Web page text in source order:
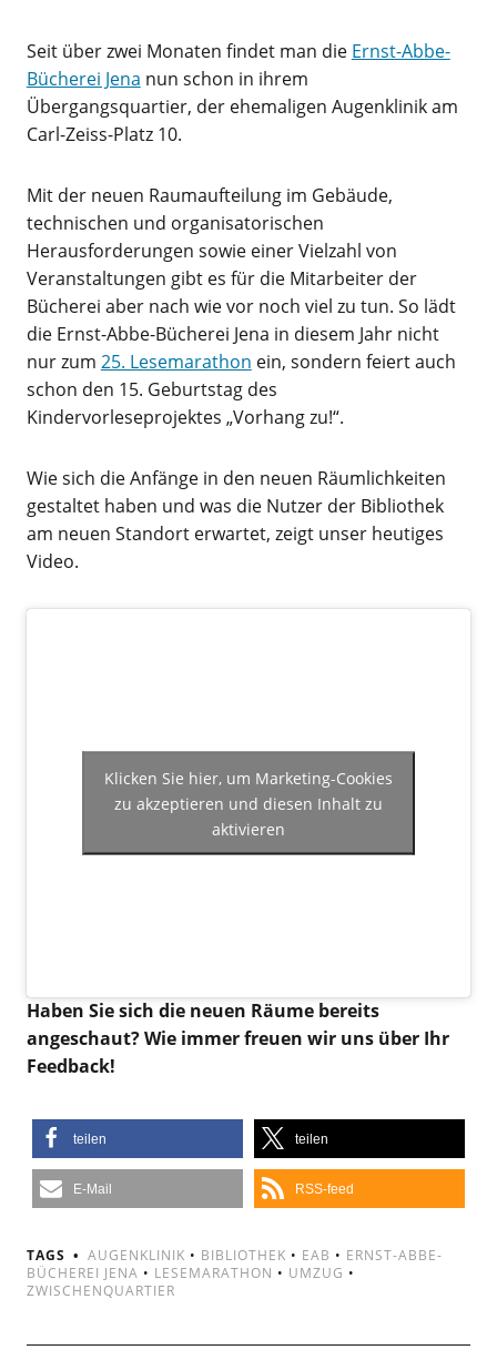
Seit über zwei Monaten findet man die Ernst-Abbe-
Bücherei Jena nun schon in ihrem
Übergangsquartier, der ehemaligen Augenklinik am
Carl-Zeiss-Platz 10.
Mit der neuen Raumaufteilung im Gebäude,
technischen und organisatorischen
Herausforderungen sowie einer Vielzahl von
Veranstaltungen gibt es für die Mitarbeiter der
Bücherei aber nach wie vor noch viel zu tun. So lädt
die Ernst-Abbe-Bücherei Jena in diesem Jahr nicht
nur zum 25. Lesemarathon ein, sondern feiert auch
schon den 15. Geburtstag des
Kindervorleseprojektes „Vorhang zu!“.
Wie sich die Anfänge in den neuen Räumlichkeiten
gestaltet haben und was die Nutzer der Bibliothek
am neuen Standort erwartet, zeigt unser heutiges
Video.
Klicken Sie hier, um Marketing-Cookies
zu akzeptieren und diesen Inhalt zu
aktivieren
Haben Sie sich die neuen Räume bereits
angeschaut? Wie immer freuen wir uns über Ihr
Feedback!
teilen teilen
E-Mail RSS-feed
TAGS AUGENKLINIK • BIBLIOTHEK • EAB • ERNST-ABBE-
BÜCHEREI JENA • LESEMARATHON • UMZUG •
ZWISCHENQUARTIER